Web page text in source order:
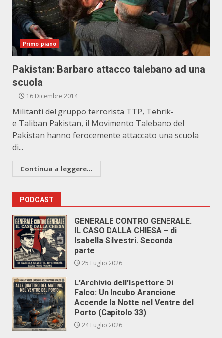
Primo piano
Pakistan: Barbaro attacco talebano ad una
scuola
16 Dicembre 2014
Militanti del gruppo terrorista TTP, Tehrik-
e Taliban Pakistan, il Movimento Talebano del
Pakistan hanno ferocemente attaccato una scuola
di...
Continua a leggere...
PODCAST
GENERALE CONTRO GENERALE.
IL CASO DALLA CHIESA – di
Isabella Silvestri. Seconda
parte
25 Luglio 2026
L’Archivio dell’Ispettore Di
Falco: Un Incubo Arancione
Accende la Notte nel Ventre del
Porto (Capitolo 33)
24 Luglio 2026